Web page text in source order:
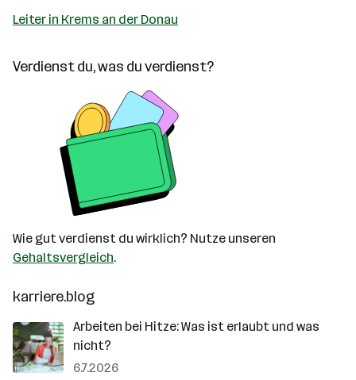
Leiter in Krems an der Donau
Verdienst du, was du verdienst?
Wie gut verdienst du wirklich? Nutze unseren
Gehaltsvergleich.
karriere.blog
Arbeiten bei Hitze: Was ist erlaubt und was
nicht?
6.7.2026